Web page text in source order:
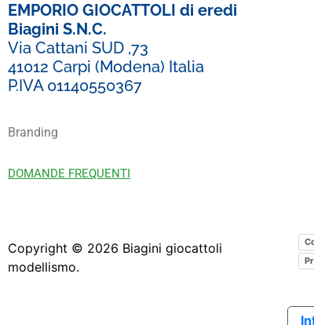
EMPORIO GIOCATTOLI di eredi
Biagini S.N.C.
Via Cattani SUD ,73
41012 Carpi (Modena) Italia
P.IVA 01140550367
Branding
DOMANDE FREQUENTI
Copyright © 2026 Biagini giocattoli
modellismo.